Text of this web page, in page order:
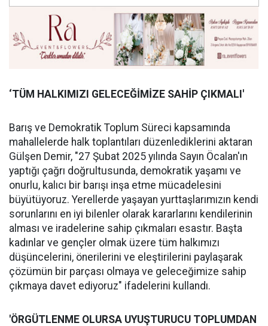
‘TÜM HALKIMIZI GELECEĞİMİZE SAHİP ÇIKMALI'
Barış ve Demokratik Toplum Süreci kapsamında
mahallelerde halk toplantıları düzenlediklerini aktaran
Gülşen Demir, "27 Şubat 2025 yılında Sayın Öcalan'ın
yaptığı çağrı doğrultusunda, demokratik yaşamı ve
onurlu, kalıcı bir barışı inşa etme mücadelesini
büyütüyoruz. Yerellerde yaşayan yurttaşlarımızın kendi
sorunlarını en iyi bilenler olarak kararlarını kendilerinin
alması ve iradelerine sahip çıkmaları esastır. Başta
kadınlar ve gençler olmak üzere tüm halkımızı
düşüncelerini, önerilerini ve eleştirilerini paylaşarak
çözümün bir parçası olmaya ve geleceğimize sahip
çıkmaya davet ediyoruz" ifadelerini kullandı.
'ÖRGÜTLENME OLURSA UYUŞTURUCU TOPLUMDAN